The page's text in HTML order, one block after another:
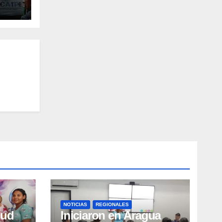
NOTICIAS REGIONALES
Iniciaron en Aragua